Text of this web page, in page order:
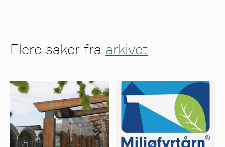
Flere saker fra arkivet